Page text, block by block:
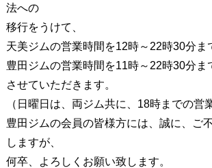
法への
移行をうけて、
天美ジムの営業時間を12時～22時30分ま
豊田ジムの営業時間を11時～22時30分ま
させていただきます。
（日曜日は、両ジム共に、18時までの営
豊田ジムの会員の皆様方には、誠に、ご
しますが、
何卒、よろしくお願い致します。